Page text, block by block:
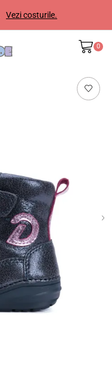
Vezi costurile.
0